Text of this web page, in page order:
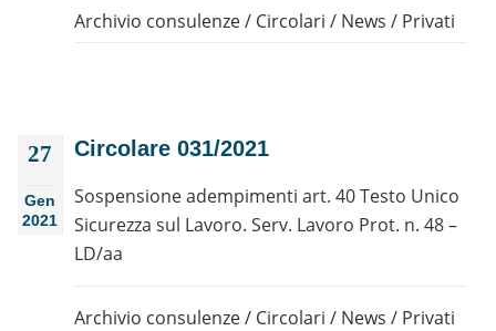
Archivio consulenze/ Circolari / News / Privati
27
Gen
2021
Circolare 031/2021
Sospensione adempimenti art. 40 Testo Unico
Sicurezza sul Lavoro. Serv. Lavoro Prot. n. 48 –
LD/aa
Archivio consulenze/ Circolari / News / Privati